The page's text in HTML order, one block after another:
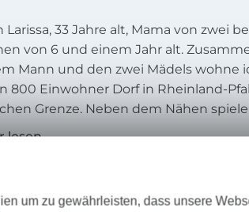
Larissa, 33 Jahre alt, Mama von zwei
von 6 und einem Jahr alt.
Mann und den zwei Mädels wohne
800 Einwohner Dorf in Rheinland-
Grenze. Neben dem Nähen
gerne Handball. Seit ich 14
Frühling ab 15 Grad
um zu gewährleisten, dass unsere